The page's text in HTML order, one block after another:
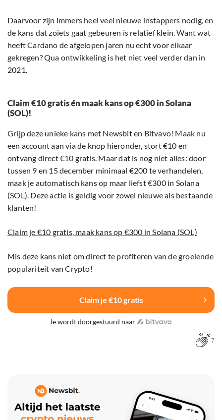
Daarvoor zijn immers heel veel nieuwe instappers nodig, en
de kans dat zoiets gaat gebeuren is relatief klein. Want wat
heeft Cardano de afgelopen jaren nu echt voor elkaar
gekregen? Qua ontwikkeling is het niet veel verder dan in
2021.
Claim €10 gratis én maak kans op €300 in Solana
(SOL)!
Grijp deze unieke kans met Newsbit en Bitvavo! Maak nu
een account aan via de knop hieronder, stort €10 en
ontvang direct €10 gratis. Maar dat is nog niet alles: door
tussen 9 en 15 december minimaal €200 te verhandelen,
maak je automatisch kans op maar liefst €300 in Solana
(SOL). Deze actie is geldig voor zowel nieuwe als bestaande
klanten!
Claim je €10 gratis, maak kans op €300 in Solana (SOL)
Mis deze kans niet om direct te profiteren van de groeiende
populariteit van Crypto!
Claim je €10 gratis
Je wordt doorgestuurd naar
7